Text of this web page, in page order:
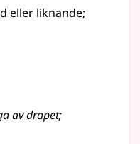
eller liknande;
av drapet;